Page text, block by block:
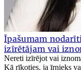
Īpašumam
izīrētājam vai
Nereti izīrējot vai
Kā rīkoties, ja īrnieks